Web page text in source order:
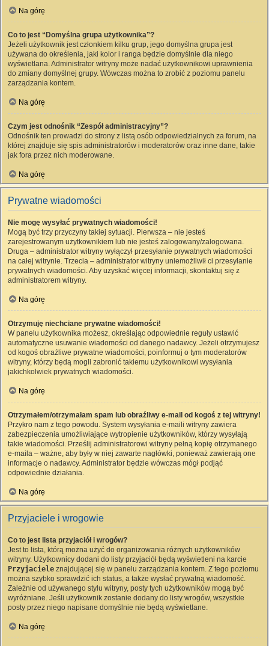
Na górę
Co to jest “Domyślna grupa użytkownika”?
Jeżeli użytkownik jest członkiem kilku grup, jego domyślna grupa jest
używana do określenia, jaki kolor i ranga będzie domyślnie dla niego
wyświetlana. Administrator witryny może nadać użytkownikowi uprawnienia
do zmiany domyślnej grupy. Wówczas można to zrobić z poziomu panelu
zarządzania kontem.
Na górę
Czym jest odnośnik “Zespół administracyjny”?
Odnośnik ten prowadzi do strony z listą osób odpowiedzialnych za forum, na
której znajduje się spis administratorów i moderatorów oraz inne dane, takie
jak fora przez nich moderowane.
Na górę
Prywatne wiadomości
Nie mogę wysyłać prywatnych wiadomości!
Mogą być trzy przyczyny takiej sytuacji. Pierwsza – nie jesteś
zarejestrowanym użytkownikiem lub nie jesteś zalogowany/zalogowana.
Druga – administrator witryny wyłączył przesyłanie prywatnych wiadomości
na całej witrynie. Trzecia – administrator witryny uniemożliwił ci przesyłanie
prywatnych wiadomości. Aby uzyskać więcej informacji, skontaktuj się z
administratorem witryny.
Na górę
Otrzymuję niechciane prywatne wiadomości!
W panelu użytkownika możesz, określając odpowiednie reguły ustawić
automatyczne usuwanie wiadomości od danego nadawcy. Jeżeli otrzymujesz
od kogoś obraźliwe prywatne wiadomości, poinformuj o tym moderatorów
witryny, którzy będą mogli zabronić takiemu użytkownikowi wysyłania
jakichkolwiek prywatnych wiadomości.
Na górę
Otrzymałem/otrzymałam spam lub obraźliwy e-mail od kogoś z tej witryny!
Przykro nam z tego powodu. System wysyłania e-maili witryny zawiera
zabezpieczenia umożliwiające wytropienie użytkowników, którzy wysyłają
takie wiadomości. Prześlij administratorowi witryny pełną kopię otrzymanego
e-maila – ważne, aby były w niej zawarte nagłówki, ponieważ zawierają one
informacje o nadawcy. Administrator będzie wówczas mógł podjąć
odpowiednie działania.
Na górę
Przyjaciele i wrogowie
Co to jest lista przyjaciół i wrogów?
Jest to lista, którą można użyć do organizowania różnych użytkowników
witryny. Użytkownicy dodani do listy przyjaciół będą wyświetleni na karcie
Przyjaciele znajdującej się w panelu zarządzania kontem. Z tego poziomu
można szybko sprawdzić ich status, a także wysłać prywatną wiadomość.
Zależnie od używanego stylu witryny, posty tych użytkowników mogą być
wyróżniane. Jeśli użytkownik zostanie dodany do listy wrogów, wszystkie
posty przez niego napisane domyślnie nie będą wyświetlane.
Na górę